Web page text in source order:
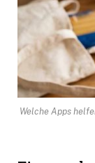
Welche Apps